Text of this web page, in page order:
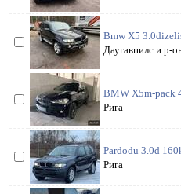
Bmw X5
Даугавпилс и р-
BMW X5m-pack
Рига
Pārdodu 3.0d
Рига